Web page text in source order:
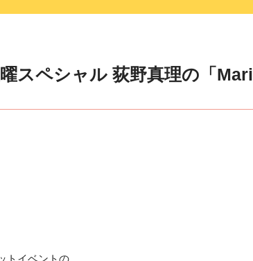
スペシャル 荻野真理の「Mari
トイベントの